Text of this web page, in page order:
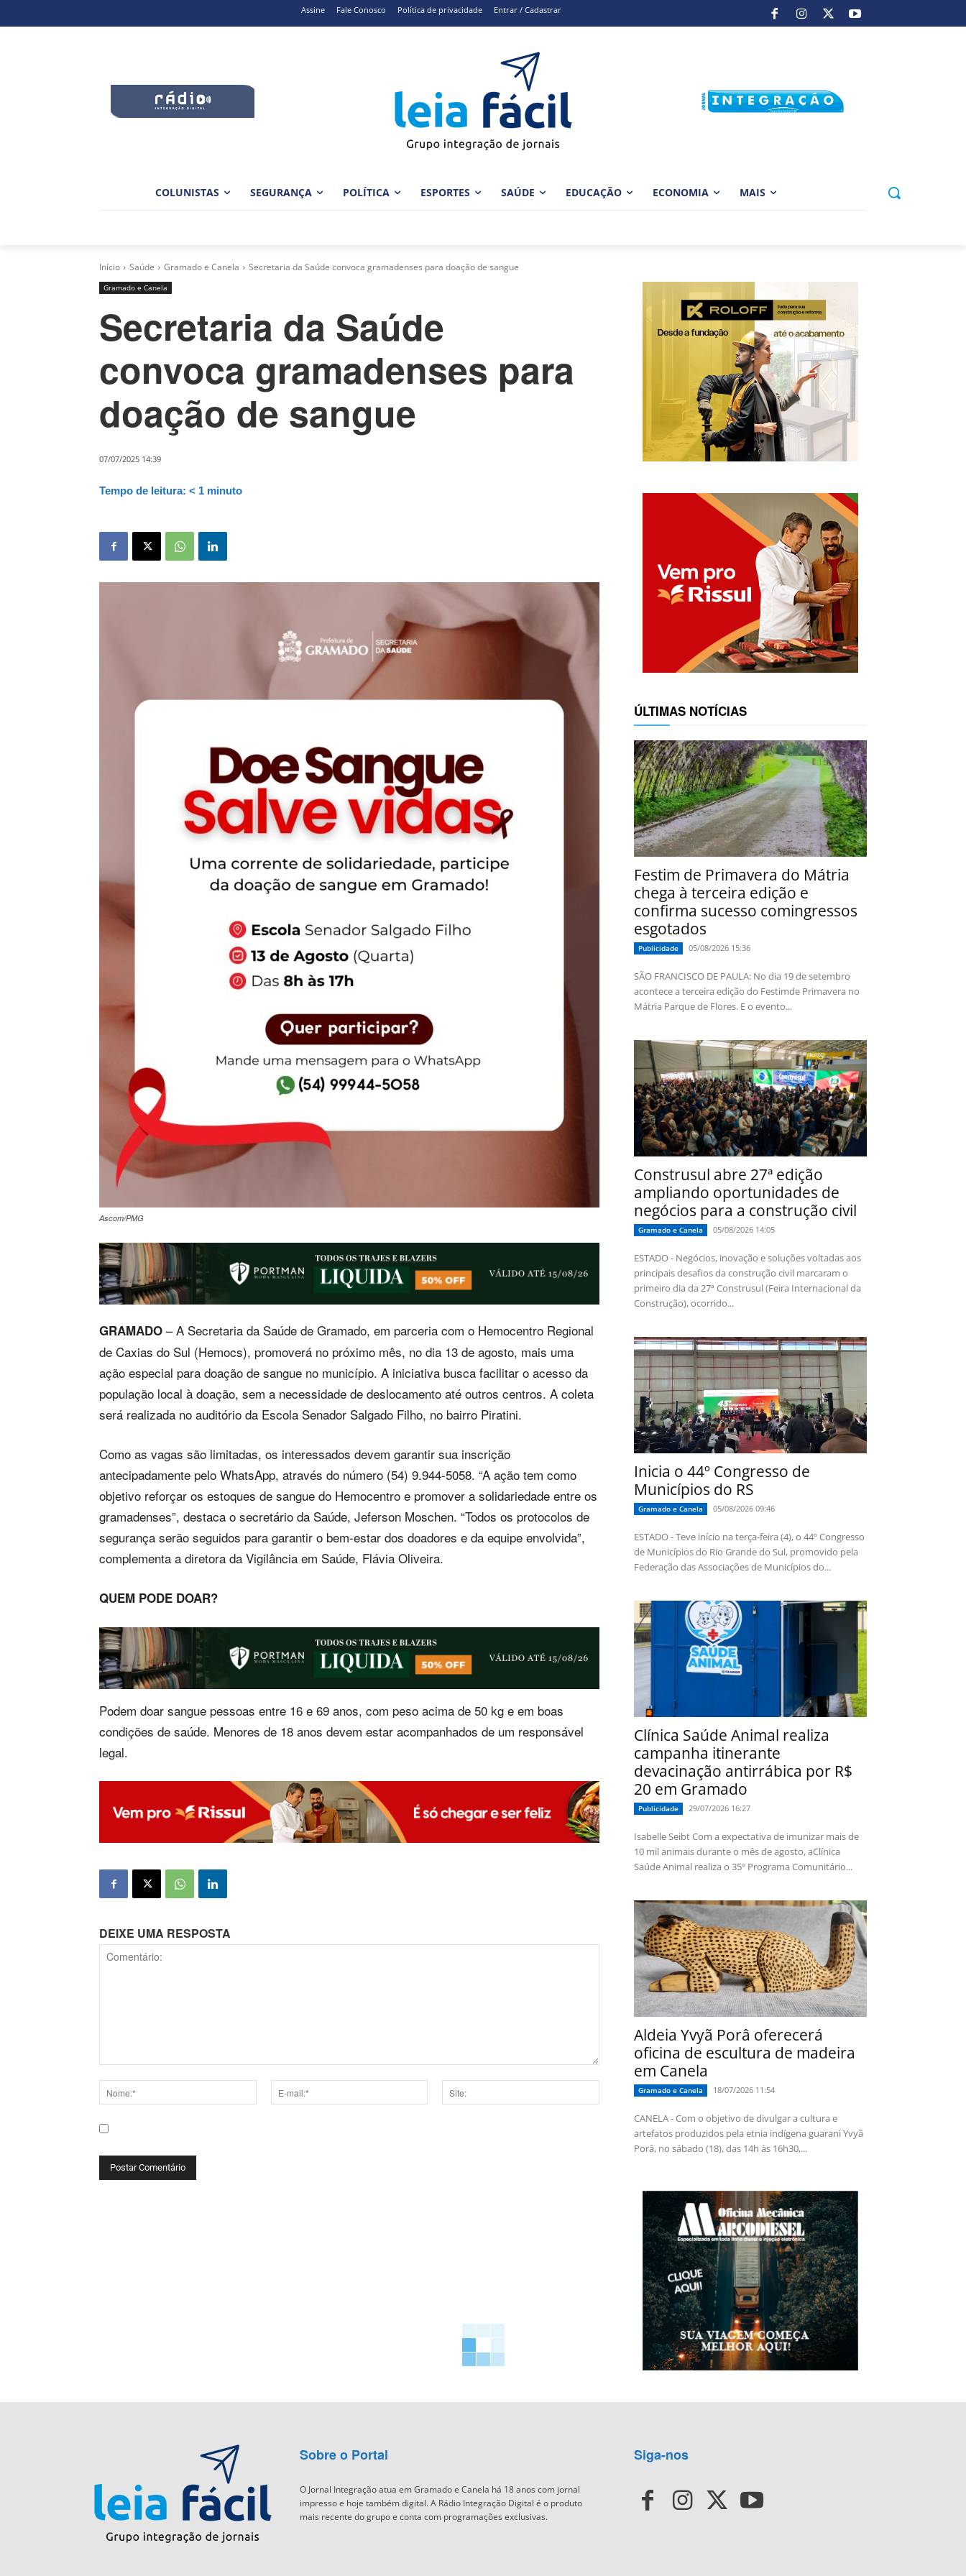
Assine Fale Conosco Política de privacidade Entrar / Cadastrar
COLUNISTAS SEGURANÇA POLÍTICA ESPORTES SAÚDE EDUCAÇÃO ECONOMIA MAIS
Início Saúde Gramado e Canela Secretaria da Saúde convoca gramadenses para doação de sangue
Gramado e Canela
Secretaria da Saúde
convoca gramadenses para
doação de sangue
07/07/2025 14:39
Tempo de leitura: < 1 minuto
Ascom/PMG
GRAMADO – A Secretaria da Saúde de Gramado, em parceria com o Hemocentro Regional
de Caxias do Sul (Hemocs), promoverá no próximo mês, no dia 13 de agosto, mais uma
ação especial para doação de sangue no município. A iniciativa busca facilitar o acesso da
população local à doação, sem a necessidade de deslocamento até outros centros. A coleta
será realizada no auditório da Escola Senador Salgado Filho, no bairro Piratini.
Como as vagas são limitadas, os interessados devem garantir sua inscrição
antecipadamente pelo WhatsApp, através do número (54) 9.944-5058. “A ação tem como
objetivo reforçar os estoques de sangue do Hemocentro e promover a solidariedade entre os
gramadenses”, destaca o secretário da Saúde, Jeferson Moschen. “Todos os protocolos de
segurança serão seguidos para garantir o bem-estar dos doadores e da equipe envolvida”,
complementa a diretora da Vigilância em Saúde, Flávia Oliveira.
QUEM PODE DOAR?
Podem doar sangue pessoas entre 16 e 69 anos, com peso acima de 50 kg e em boas
condições de saúde. Menores de 18 anos devem estar acompanhados de um responsável
legal.
DEIXE UMA RESPOSTA
ÚLTIMAS NOTÍCIAS
Festim de Primavera do Mátria
chega à terceira edição e
confirma sucesso comingressos
esgotados
Publicidade 05/08/2026 15:36
SÃO FRANCISCO DE PAULA: No dia 19 de setembro
acontece a terceira edição do Festimde Primavera no
Mátria Parque de Flores. E o evento...
Construsul abre 27ª edição
ampliando oportunidades de
negócios para a construção civil
Gramado e Canela 05/08/2026 14:05
ESTADO - Negócios, inovação e soluções voltadas aos
principais desafios da construção civil marcaram o
primeiro dia da 27ª Construsul (Feira Internacional da
Construção), ocorrido...
Inicia o 44º Congresso de
Municípios do RS
Gramado e Canela 05/08/2026 09:46
ESTADO - Teve início na terça-feira (4), o 44º Congresso
de Municípios do Rio Grande do Sul, promovido pela
Federação das Associações de Municípios do...
Clínica Saúde Animal realiza
campanha itinerante
devacinação antirrábica por R$
20 em Gramado
Publicidade 29/07/2026 16:27
Isabelle Seibt Com a expectativa de imunizar mais de
10 mil animais durante o mês de agosto, aClínica
Saúde Animal realiza o 35º Programa Comunitário...
Aldeia Yvyã Porâ oferecerá
oficina de escultura de madeira
em Canela
Gramado e Canela 18/07/2026 11:54
CANELA - Com o objetivo de divulgar a cultura e
artefatos produzidos pela etnia indígena guarani Yvyã
Porâ, no sábado (18), das 14h às 16h30,...
Sobre o Portal
O Jornal Integração atua em Gramado e Canela há 18 anos com jornal
impresso e hoje também digital. A Rádio Integração Digital é o produto
mais recente do grupo e conta com programações exclusivas.
Siga-nos